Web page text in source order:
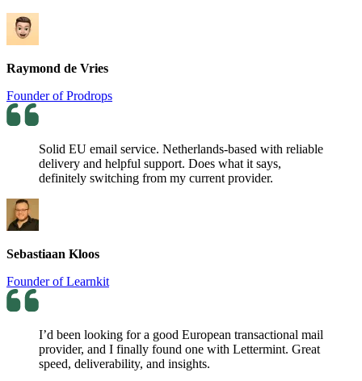
Raymond de Vries
Founder of Prodrops
Solid EU email service. Netherlands-based with reliable
delivery and helpful support. Does what it says,
definitely switching from my current provider.
Sebastiaan Kloos
Founder of Learnkit
I’d been looking for a good European transactional mail
provider, and I finally found one with Lettermint. Great
speed, deliverability, and insights.